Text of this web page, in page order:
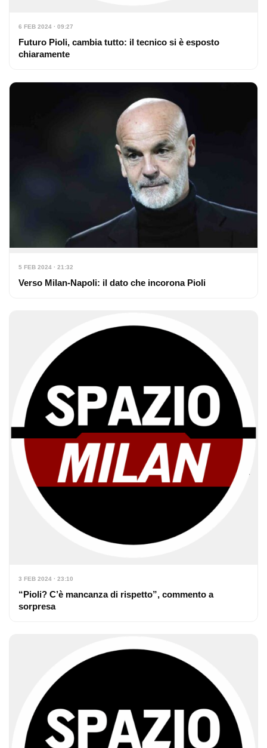
6 FEB 2024 · 09:27
Futuro Pioli, cambia tutto: il tecnico si è esposto
chiaramente
5 FEB 2024 · 21:32
Verso Milan-Napoli: il dato che incorona Pioli
3 FEB 2024 · 23:10
“Pioli? C’è mancanza di rispetto”, commento a
sorpresa